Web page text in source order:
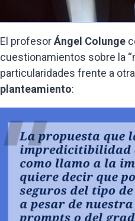
El profesorÁngel Colunge
cuestionamientos sobre la
particularidades frente a
planteamiento: